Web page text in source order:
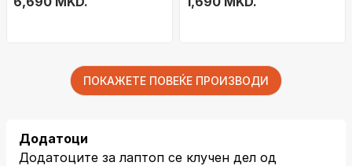
ПОКАЖЕТЕ ПОВЕЌЕ ПРОИЗВОДИ
Додатоци
Додатоците за лаптоп се клучен дел од